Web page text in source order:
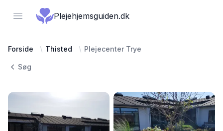
Open menuPlejehjemsguiden.dk
Forside Thisted Plejecenter Trye
Søg